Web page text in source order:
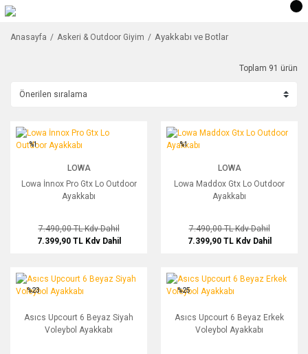
Anasayfa Askeri & Outdoor Giyim Ayakkabı ve Botlar
Toplam 91 ürün
Lowa İnnox Pro Gtx Lo Outdoor Ayakkabı
%1
LOWA
Lowa İnnox Pro Gtx Lo Outdoor
Ayakkabı
7.490,00 TLKdv Dahil
7.399,90 TL Kdv Dahil
Lowa Maddox Gtx Lo Outdoor
%1
LOWA
Lowa Maddox Gtx Lo Outdoor
Ayakkabı
7.490,00 TLKdv Dahil
7.399,90 TL Kdv Dahil
Asıcs Upcourt 6 Beyaz Siyah Voleybol Ayakkabı
%23
Asıcs Upcourt 6 Beyaz Siyah
Voleybol Ayakkabı
Asıcs Upcourt 6 Beyaz Erkek
%25
Asıcs Upcourt 6 Beyaz Erkek
Voleybol Ayakkabı